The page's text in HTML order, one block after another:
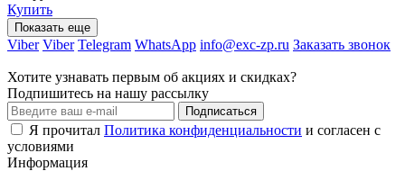
Купить
Показать еще
Viber Viber Telegram WhatsApp info@exc-zp.ru Заказать звонок
Хотите узнавать первым об акциях и скидках?
Подпишитесь на нашу рассылку
Подписаться
Я прочитал Политика конфиденциальности и согласен с
условиями
Информация